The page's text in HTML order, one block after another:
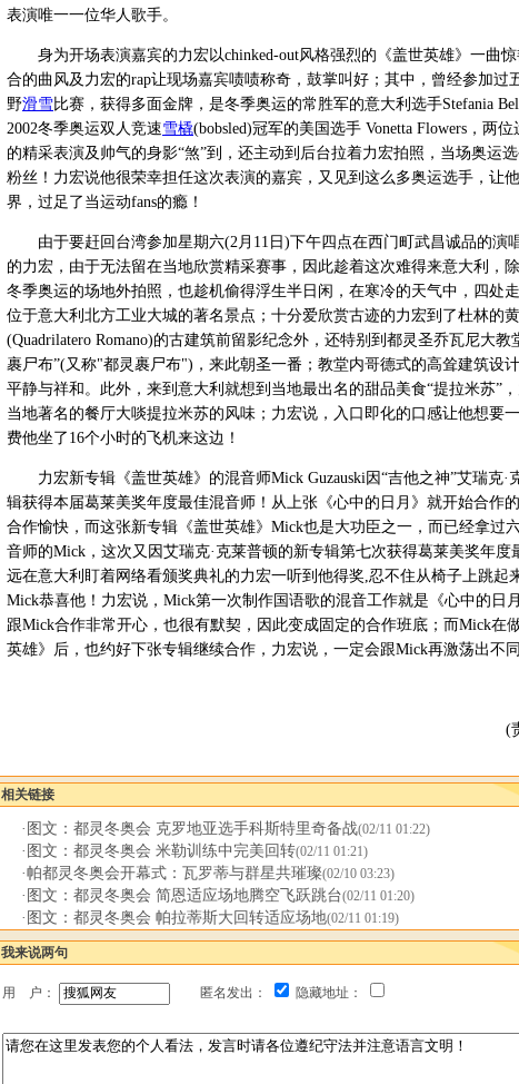
表演唯一一位华人歌手。
身为开场表演嘉宾的力宏以chinked-out风格强烈的《盖世英雄》一曲惊
合的曲风及力宏的rap让现场嘉宾啧啧称奇，鼓掌叫好；其中，曾经参加过
野滑雪比赛，获得多面金牌，是冬季奥运的常胜军的意大利选手Stefania
2002冬季奥运双人竞速雪橇(bobsled)冠军的美国选手 Vonetta Flowers，两
的精采表演及帅气的身影“煞”到，还主动到后台拉着力宏拍照，当场奥运
粉丝！力宏说他很荣幸担任这次表演的嘉宾，又见到这么多奥运选手，让
界，过足了当运动fans的瘾！
由于要赶回台湾参加星期六(2月11日)下午四点在西门町武昌诚品的演
的力宏，由于无法留在当地欣赏精采赛事，因此趁着这次难得来意大利，
冬季奥运的场地外拍照，也趁机偷得浮生半日闲，在寒冷的天气中，四处
位于意大利北方工业大城的著名景点；十分爱欣赏古迹的力宏到了杜林的
(Quadrilatero Romano)的古建筑前留影纪念外，还特别到都灵圣乔瓦尼大教
裹尸布”(又称"都灵裹尸布")，来此朝圣一番；教堂内哥德式的高耸建筑设
平静与祥和。此外，来到意大利就想到当地最出名的甜品美食“提拉米苏”
当地著名的餐厅大啖提拉米苏的风味；力宏说，入口即化的口感让他想要
费他坐了16个小时的飞机来这边！
力宏新专辑《盖世英雄》的混音师Mick Guzauski因“吉他之神”艾瑞克·
辑获得本届葛莱美奖年度最佳混音师！从上张《心中的日月》就开始合作
合作愉快，而这张新专辑《盖世英雄》Mick也是大功臣之一，而已经拿过
音师的Mick，这次又因艾瑞克·克莱普顿的新专辑第七次获得葛莱美奖年度
远在意大利盯着网络看颁奖典礼的力宏一听到他得奖,忍不住从椅子上跳起
Mick恭喜他！力宏说，Mick第一次制作国语歌的混音工作就是《心中的日
跟Mick合作非常开心，也很有默契，因此变成固定的合作班底；而Mick在
英雄》后，也约好下张专辑继续合作，力宏说，一定会跟Mick再激荡出不
(
相关链接
· 图文：都灵冬奥会 克罗地亚选手科斯特里奇备战(02/11 01:22)
· 图文：都灵冬奥会 米勒训练中完美回转(02/11 01:21)
·帕都灵冬奥会开幕式：瓦罗蒂与群星共璀璨(02/10 03:23)
· 图文：都灵冬奥会 简恩适应场地腾空飞跃跳台(02/11 01:20)
· 图文：都灵冬奥会 帕拉蒂斯大回转适应场地(02/11 01:19)
我来说两句
用 户： 匿名发出： 隐藏地址：